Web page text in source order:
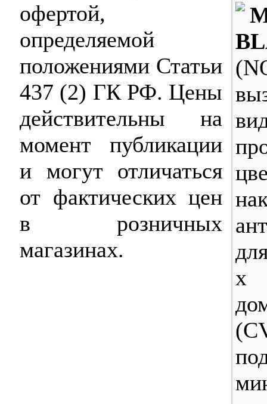
офертой,
определяемой
положениями Статьи
437 (2) ГК РФ. Цены
действительны на
момент публикации
и могут отличаться
от фактических цен
в розничных
магазинах.
х